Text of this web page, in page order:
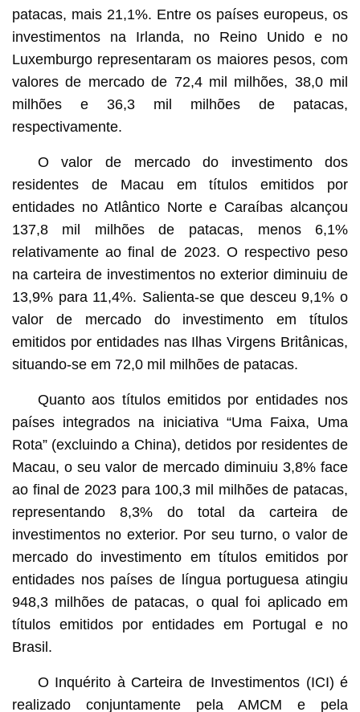
patacas, mais 21,1%. Entre os países europeus, os
investimentos na Irlanda, no Reino Unido e no
Luxemburgo representaram os maiores pesos, com
valores de mercado de 72,4 mil milhões, 38,0 mil
milhões e 36,3 mil milhões de patacas,
respectivamente.
O valor de mercado do investimento dos
residentes de Macau em títulos emitidos por
entidades no Atlântico Norte e Caraíbas alcançou
137,8 mil milhões de patacas, menos 6,1%
relativamente ao final de 2023. O respectivo peso
na carteira de investimentos no exterior diminuiu de
13,9% para 11,4%. Salienta-se que desceu 9,1% o
valor de mercado do investimento em títulos
emitidos por entidades nas Ilhas Virgens Britânicas,
situando-se em 72,0 mil milhões de patacas.
Quanto aos títulos emitidos por entidades nos
países integrados na iniciativa “Uma Faixa, Uma
Rota” (excluindo a China), detidos por residentes de
Macau, o seu valor de mercado diminuiu 3,8% face
ao final de 2023 para 100,3 mil milhões de patacas,
representando 8,3% do total da carteira de
investimentos no exterior. Por seu turno, o valor de
mercado do investimento em títulos emitidos por
entidades nos países de língua portuguesa atingiu
948,3 milhões de patacas, o qual foi aplicado em
títulos emitidos por entidades em Portugal e no
Brasil.
O Inquérito à Carteira de Investimentos (ICI) é
realizado conjuntamente pela AMCM e pela